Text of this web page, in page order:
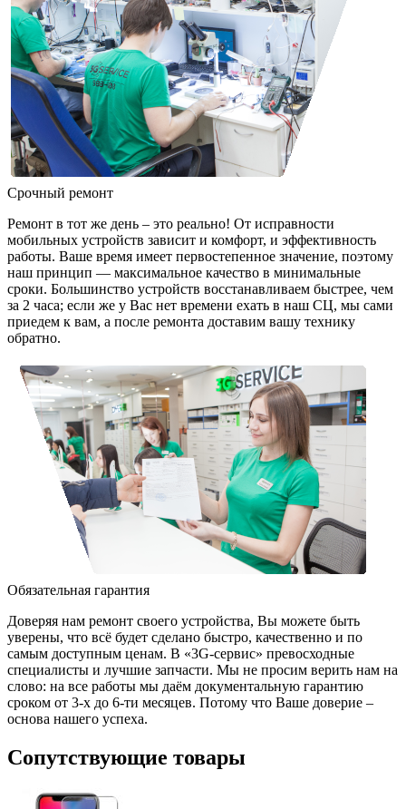
Срочный ремонт
Ремонт в тот же день – это реально! От исправности
мобильных устройств зависит и комфорт, и эффективность
работы. Ваше время имеет первостепенное значение, поэтому
наш принцип — максимальное качество в минимальные
сроки. Большинство устройств восстанавливаем быстрее, чем
за 2 часа; если же у Вас нет времени ехать в наш СЦ, мы сами
приедем к вам, а после ремонта доставим вашу технику
обратно.
Обязательная гарантия
Доверяя нам ремонт своего устройства, Вы можете быть
уверены, что всё будет сделано быстро, качественно и по
самым доступным ценам. В «3G-сервис» превосходные
специалисты и лучшие запчасти. Мы не просим верить нам на
слово: на все работы мы даём документальную гарантию
сроком от 3-х до 6-ти месяцев. Потому что Ваше доверие –
основа нашего успеха.
Сопутствующие товары